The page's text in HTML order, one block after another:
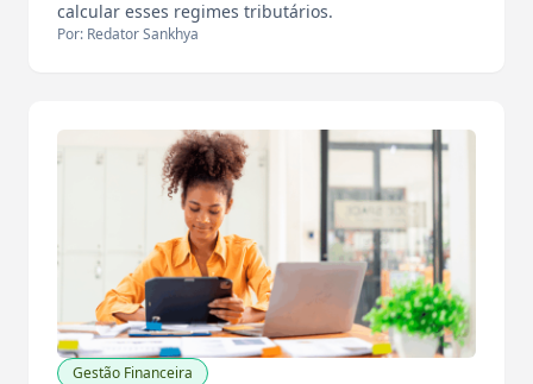
calcular esses regimes tributários.
Por: Redator Sankhya
Gestão Financeira